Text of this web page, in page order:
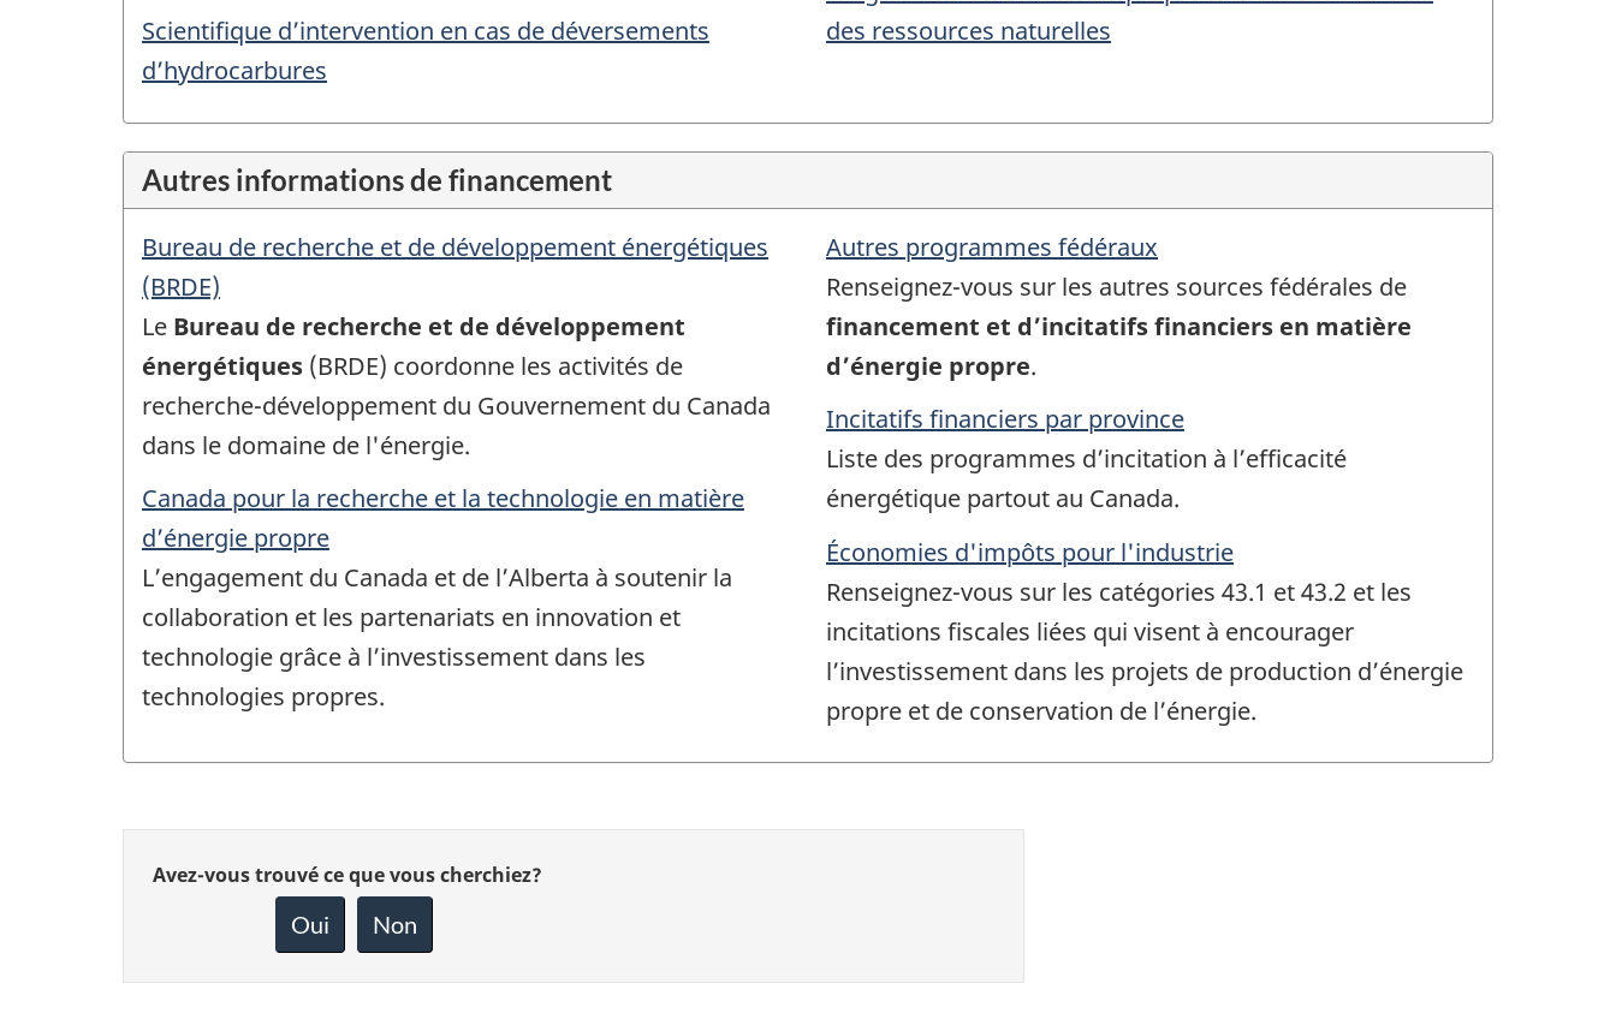
Scientifique d’intervention en cas de déversements
d’hydrocarbures
des ressources naturelles
Autres informations de financement
Bureau de recherche et de développement énergétiques
(BRDE)
Le Bureau de recherche et de développement
énergétiques (BRDE) coordonne les activités de
recherche-développement du Gouvernement du Canada
dans le domaine de l'énergie.
Canada pour la recherche et la technologie en matière
d’énergie propre
L’engagement du Canada et de l’Alberta à soutenir la
collaboration et les partenariats en innovation et
technologie grâce à l’investissement dans les
technologies propres.
Autres programmes fédéraux
Renseignez-vous sur les autres sources fédérales de
financement et d’incitatifs financiers en matière
d’énergie propre.
Incitatifs financiers par province
Liste des programmes d’incitation à l’efficacité
énergétique partout au Canada.
Économies d'impôts pour l'industrie
Renseignez-vous sur les catégories 43.1 et 43.2 et les
incitations fiscales liées qui visent à encourager
l’investissement dans les projets de production d’énergie
propre et de conservation de l’énergie.
Donnez
Avez-vous trouvé ce que vous cherchiez?
Oui Non